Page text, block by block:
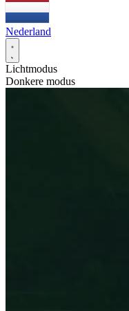
Nederland
Lichtmodus
Donkere modus